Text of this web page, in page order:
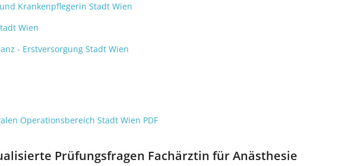
Krankenpflegerin Stadt Wien
Wien
- Erstversorgung Stadt Wien
Operationsbereich Stadt Wien PDF
Prüfungsfragen Fachärztin für Anästhesie